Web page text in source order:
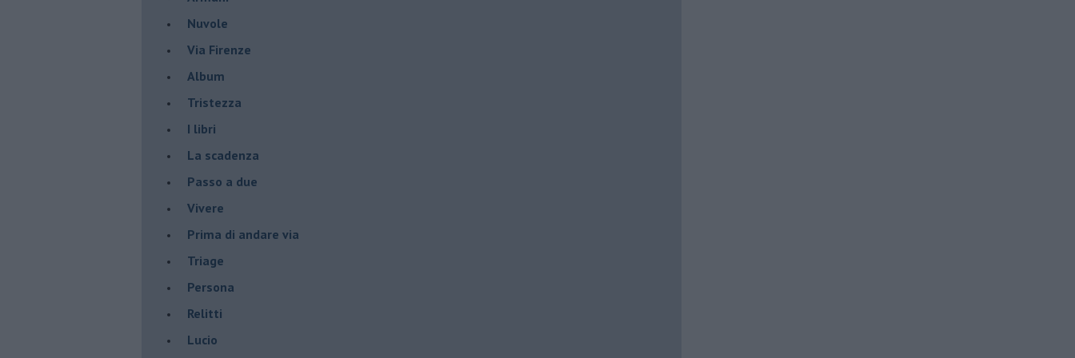
Nuvole
Via Firenze
Album
Tristezza
I libri
La scadenza
Passo a due
Vivere
Prima di andare via
Triage
Persona
Relitti
Lucio